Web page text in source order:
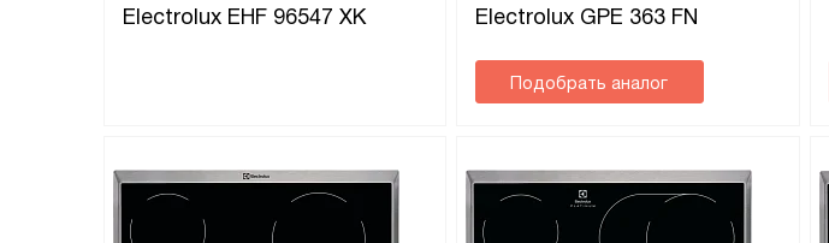
Electrolux EHF 96547 XK Electrolux GPE 363 FN
Подобрать аналог